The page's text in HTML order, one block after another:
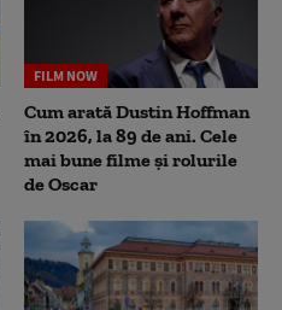
FILM NOW
Cum arată Dustin Hoffman
în 2026, la 89 de ani. Cele
mai bune filme și rolurile
de Oscar